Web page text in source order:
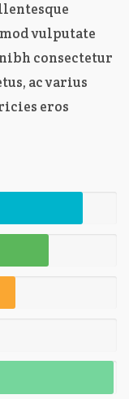
vulputate
consectetur
ac varius
eros